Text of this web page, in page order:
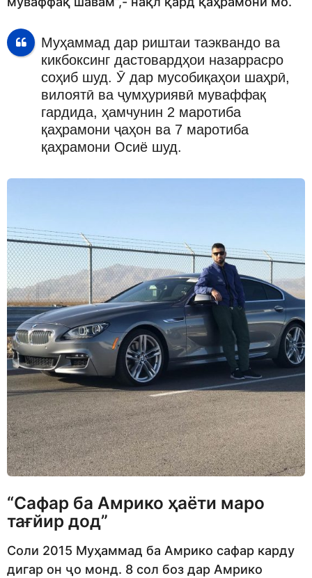
Муҳаммад дар риштаи таэквандо ва
кикбоксинг дастовардҳои назаррасро
соҳиб шуд. Ӯ дар мусобиқаҳои шаҳрӣ,
вилоятӣ ва ҷумҳуриявӣ муваффақ
гардида, ҳамчунин 2 маротиба
қаҳрамони ҷаҳон ва 7 маротиба
қаҳрамони Осиё шуд.
“Сафар ба Амрико ҳаёти маро
тағйир дод”
Соли 2015 Муҳаммад ба Амрико сафар карду
дигар он ҷо монд. 8 сол боз дар Амрико